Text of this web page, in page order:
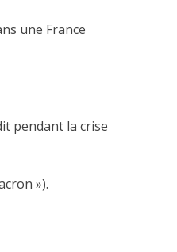
une France
pendant la crise
»).